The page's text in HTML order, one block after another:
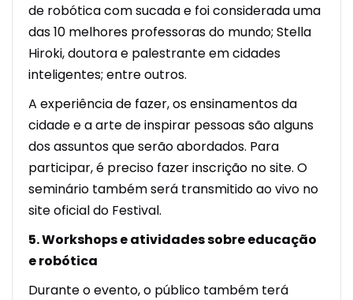
de robótica com sucada e foi considerada uma
das 10 melhores professoras do mundo; Stella
Hiroki, doutora e palestrante em cidades
inteligentes; entre outros.
A experiência de fazer, os ensinamentos da
cidade e a arte de inspirar pessoas são alguns
dos assuntos que serão abordados. Para
participar, é preciso fazer inscrição no site. O
seminário também será transmitido ao vivo no
site oficial do Festival.
5. Workshops e atividades sobre educação
e robótica
Durante o evento, o público também terá